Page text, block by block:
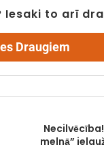
Iesaki to arī
Draugiem
melnā”